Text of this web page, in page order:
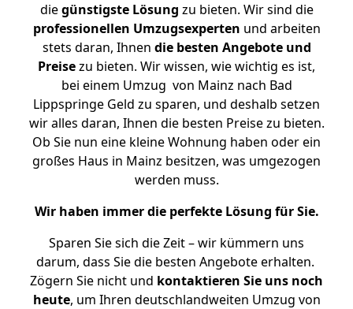
diegünstigste Lösung zu bieten. Wir sind die
professionellen Umzugsexperten und arbeiten
stets daran, Ihnen die besten Angebote und
Preisezu bieten. Wir wissen, wie wichtig es ist,
bei einem Umzug von Mainz nach Bad
Lippspringe Geld zu sparen, und deshalb setzen
wir alles daran, Ihnen die besten Preise zu bieten.
Ob Sie nun eine kleine Wohnung haben oder ein
großes Haus in Mainz besitzen, was umgezogen
werden muss.
Wir haben immer die perfekte Lösung für Sie.
Sparen Sie sich die Zeit – wir kümmern uns
darum, dass Sie die besten Angebote erhalten.
Zögern Sie nicht und kontaktieren Sie uns noch
heute, um Ihren deutschlandweiten Umzug von